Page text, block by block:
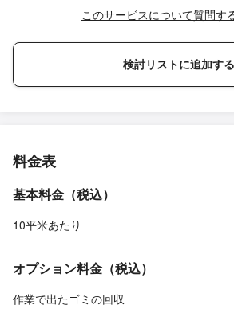
このサービスについて質問す
検討リストに追加する
料金表
基本料金（税込）
10平米あたり
オプション料金（税込）
作業で出たゴミの回収